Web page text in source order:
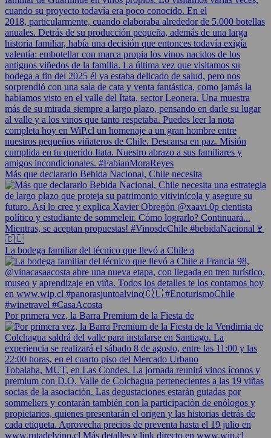
Más que declararlo Bebida Nacional, Chile necesita
La bodega familiar del técnico que llevó a Chile a
Por primera vez, la Barra Premium de la Fiesta de